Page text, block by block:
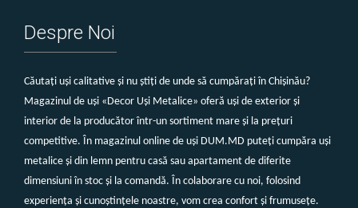
Despre Noi
Căutați uși calitative și nu știți de unde să cumpărați în Chișinău?
Magazinul de uși «Decor Uși Metalice» oferă uși de exterior și
interior de la producător într-un sortiment mare și la prețuri
competitive. În magazinul online de uși DUM.MD puteți cumpăra uși
metalice și din lemn pentru casă sau apartament de diferite
dimensiuni în stoc și la comandă. În colaborare cu noi, folosind
experiența și cunoștințele noastre, vom crea confort și frumusețe.